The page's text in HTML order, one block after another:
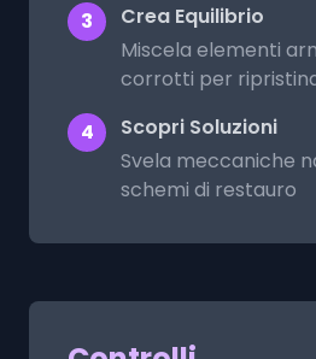
3
Crea Equilibrio
Miscela elementi
corrotti per
4
Scopri Soluzioni
Svela meccaniche
schemi di restauro